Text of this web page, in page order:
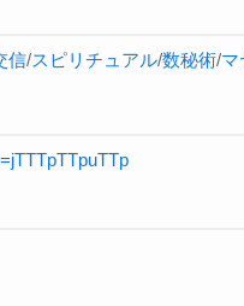
信/スピリチュアル/数秘術/マ